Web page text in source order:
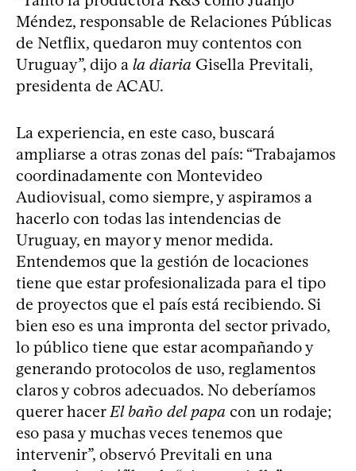
Méndez, responsable de Relaciones Públicas
de Netflix, quedaron muy contentos con
Uruguay”, dijo a la diaria Gisella Previtali,
presidenta de ACAU.
La experiencia, en este caso, buscará
ampliarse a otras zonas del país: “Trabajamos
coordinadamente con Montevideo
Audiovisual, como siempre, y aspiramos a
hacerlo con todas las intendencias de
Uruguay, en mayor y menor medida.
Entendemos que la gestión de locaciones
tiene que estar profesionalizada para el tipo
de proyectos que el país está recibiendo. Si
bien eso es una impronta del sector privado,
lo público tiene que estar acompañando y
generando protocolos de uso, reglamentos
claros y cobros adecuados. No deberíamos
querer hacer El baño del papa con un rodaje;
eso pasa y muchas veces tenemos que
intervenir”, observó Previtali en una